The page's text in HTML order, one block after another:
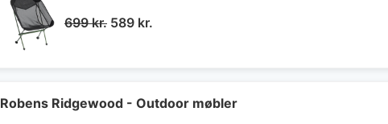
699kr. Den
699 kr..
589 kr.
589 kr..
Robens Ridgewood - Outdoor møbler